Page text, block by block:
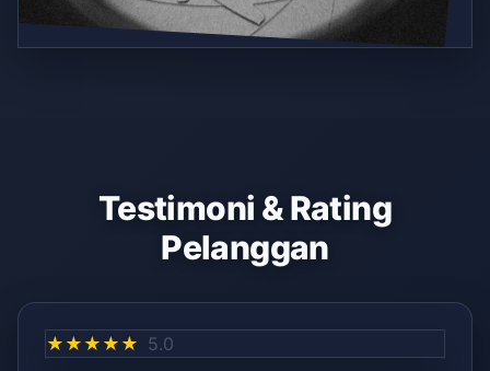
Testimoni & Rating
Pelanggan
★★★★★ 5.0